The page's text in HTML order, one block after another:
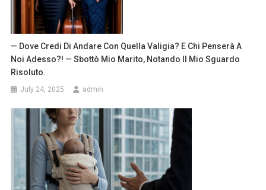
— Dove Credi Di Andare Con Quella Valigia? E Chi Penserà A
Noi Adesso?! — Sbottò Mio Marito, Notando Il Mio Sguardo
Risoluto.
July 24, 2025 admin